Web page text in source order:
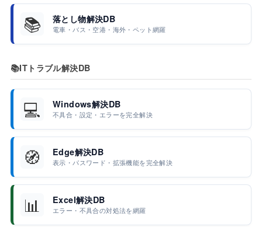
📚 落とし物解決DB
電車・バス・空港・海外・ペット網羅
📚ITトラブル解決DB
💻 Windows解決DB
不具合・設定・エラーを完全解決
🧭 Edge解決DB
表示・パスワード・拡張機能を完全解決
📊 Excel解決DB
エラー・不具合の対処法を網羅